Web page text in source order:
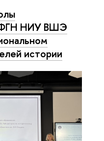
ФГН НИУ ВШЭ
истории